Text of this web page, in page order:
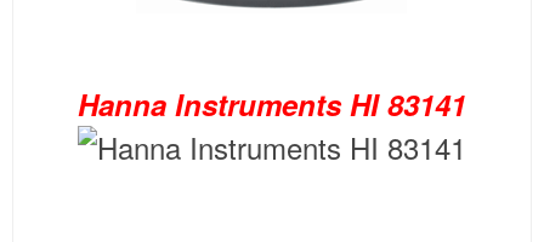
Hanna Instruments HI 83141